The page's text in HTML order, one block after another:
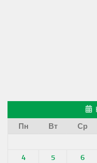
Пн
Вт Ср
4
5 6